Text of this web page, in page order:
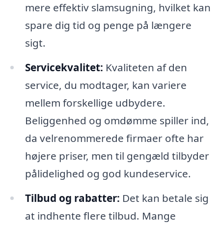
mere effektiv slamsugning, hvilket kan
spare dig tid og penge på længere
sigt.
Servicekvalitet: Kvaliteten af den
service, du modtager, kan variere
mellem forskellige udbydere.
Beliggenhed og omdømme spiller ind,
da velrenommerede firmaer ofte har
højere priser, men til gengæld tilbyder
pålidelighed og god kundeservice.
Tilbud og rabatter: Det kan betale sig
at indhente flere tilbud. Mange